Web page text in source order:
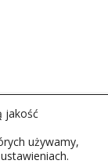
jakość
używamy,